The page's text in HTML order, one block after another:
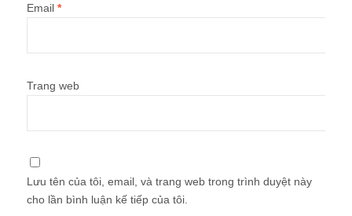
Email *
Trang web
Lưu tên của tôi, email, và trang web trong trình duyệt này
cho lần bình luận kế tiếp của tôi.